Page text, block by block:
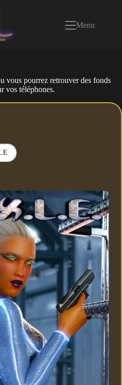
Menu
vous pourrez retrouver des fonds
vos téléphones.